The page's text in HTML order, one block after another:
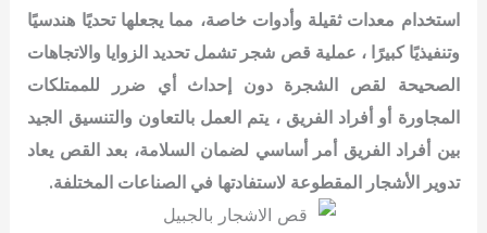
استخدام معدات ثقيلة وأدوات خاصة، مما يجعلها تحديًا هندسيًا
وتنفيذيًا كبيرًا ، عملية قص شجر تشمل تحديد الزوايا والاتجاهات
الصحيحة لقص الشجرة دون إحداث أي ضرر للممتلكات
المجاورة أو أفراد الفريق ، يتم العمل بالتعاون والتنسيق الجيد
بين أفراد الفريق أمر أساسي لضمان السلامة، بعد القص يعاد
تدوير الأشجار المقطوعة لاستفادتها في الصناعات المختلفة.